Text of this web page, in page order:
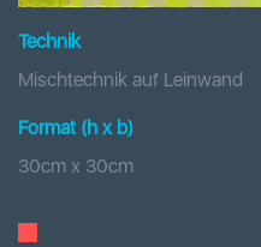
Technik
Mischtechnik auf Leinwand
Format (h x b)
30cm x 30cm